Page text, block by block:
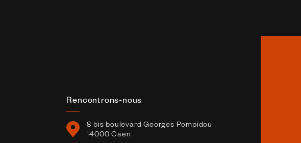
Rencontrons-nous
8 bis boulevard Georges Pompidou
14000 Caen